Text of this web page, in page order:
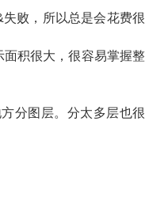
败，所以总是会花费很
面积很大，很容易掌握整
分图层。分太多层也很